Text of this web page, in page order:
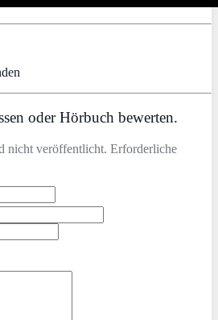
oder Hörbuch bewerten.
nicht veröffentlicht. Erforderliche